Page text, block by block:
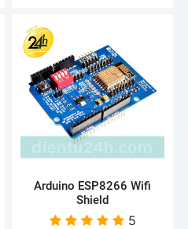
Arduino ESP8266 Wifi
Shield
5